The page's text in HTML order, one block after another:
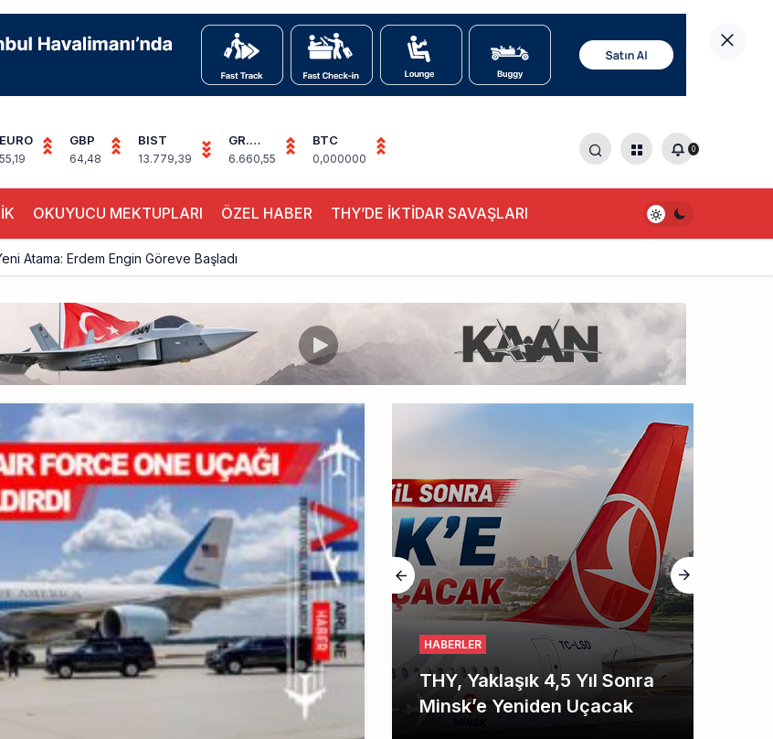
EURO
55,19
GBP
64,48
BIST
13.779,39
GR.
ALTIN
6.660,55
BTC
0,000000
0
OKUYUCU MEKTUPLARI ÖZEL HABER THY’DE İKTİDAR SAVAŞLARI
Atama: Erdem Engin Göreve Başladı
En Yoğunu Oldu, Dünyada 7’nciliğe Yükseldi
Bulgaristan Üzerinden Geri Döndü
Testi: AKINCI Hedefi Tam İsabetle Vurdu
Projelerinde Yeni Dönem: TEI TEKNOLOJİ Kuruldu
Rekorunu 72 Bin 340’a Çıkardı
4. Pistinde İlk Test Uçuşu Yapıldı
HABERLER
THY, Yaklaşık 4,5 Yıl Sonra
Minsk’e Yeniden Uçacak